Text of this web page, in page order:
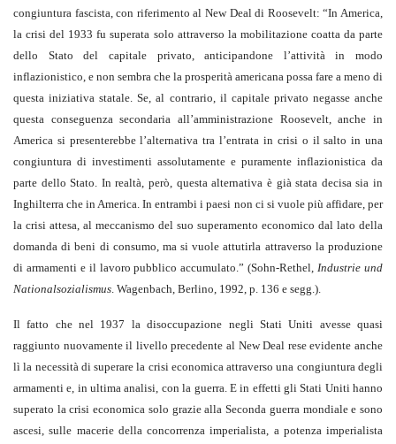
congiuntura fascista, con riferimento al New Deal di Roosevelt: “In America,
la crisi del 1933 fu superata solo attraverso la mobilitazione coatta da parte
dello Stato del capitale privato, anticipandone l’attività in modo
inflazionistico, e non sembra che la prosperità americana possa fare a meno di
questa iniziativa statale. Se, al contrario, il capitale privato negasse anche
questa conseguenza secondaria all’amministrazione Roosevelt, anche in
America si presenterebbe l’alternativa tra l’entrata in crisi o il salto in una
congiuntura di investimenti assolutamente e puramente inflazionistica da
parte dello Stato. In realtà, però, questa alternativa è già stata decisa sia in
Inghilterra che in America. In entrambi i paesi non ci si vuole più affidare, per
la crisi attesa, al meccanismo del suo superamento economico dal lato della
domanda di beni di consumo, ma si vuole attutirla attraverso la produzione
di armamenti e il lavoro pubblico accumulato.” (Sohn-Rethel,Industrie und
Nationalsozialismus. Wagenbach, Berlino, 1992, p. 136 e segg.).
Il fatto che nel 1937 la disoccupazione negli Stati Uniti avesse quasi
raggiunto nuovamente il livello precedente al New Deal rese evidente anche
lì la necessità di superare la crisi economica attraverso una congiuntura degli
armamenti e, in ultima analisi, con la guerra. E in effetti gli Stati Uniti hanno
superato la crisi economica solo grazie alla Seconda guerra mondiale e sono
ascesi, sulle macerie della concorrenza imperialista, a potenza imperialista